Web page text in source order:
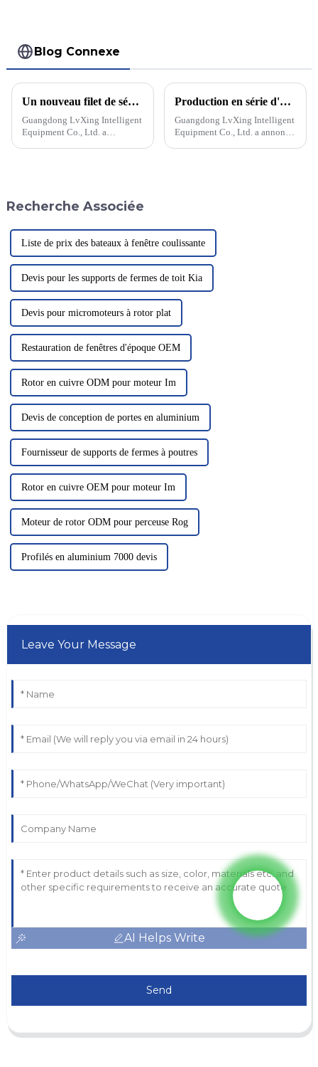
Blog Connexe
Un nouveau filet de sécurité pour héliport améliore la sécurité aérienne
Guangdong LvXing Intelligent
Equipment Co., Ltd. a
innovant...
Production en série d'un filet de sécurité pour un projet d'héliport
Guangdong LvXing Intelligent
Equipment Co., Ltd. a annoncé
Recherche Associée
Liste de prix des bateaux à fenêtre coulissante
Devis pour les supports de fermes de toit Kia
Devis pour micromoteurs à rotor plat
Restauration de fenêtres d'époque OEM
Rotor en cuivre ODM pour moteur Im
Devis de conception de portes en aluminium
Fournisseur de supports de fermes à poutres
Rotor en cuivre OEM pour moteur Im
Moteur de rotor ODM pour perceuse Rog
Profilés en aluminium 7000 devis
Leave Your Message
AI Helps Write
Send